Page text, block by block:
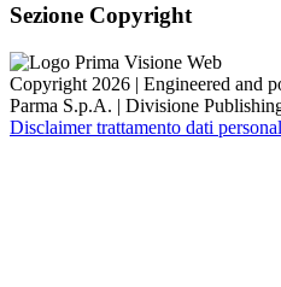
Sezione Copyright
Copyright 2026 | Engineered and
Parma S.p.A. | Divisione
Disclaimer trattamento dati